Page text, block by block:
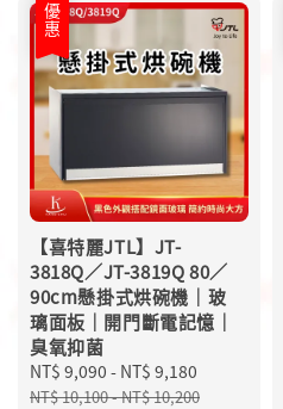
優惠
【喜特麗JTL】JT-
3818Q／JT-3819Q 80／
90cm懸掛式烘碗機｜玻
璃面板｜開門斷電記憶｜
臭氧抑菌
Sale
price
NT$ 9,090 - NT$ 9,180
NT$ 10,100-NT$ 10,200